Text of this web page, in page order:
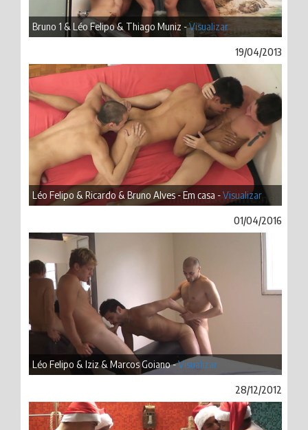
Bruno 1 & Léo Felipo & Thiago Muniz -Visualizar
19/04/2013
Léo Felipo & Ricardo & Bruno Alves - Em casa -Visualizar
01/04/2016
Léo Felipo & Iziz & Marcos Goiano -Visualizar
28/12/2012